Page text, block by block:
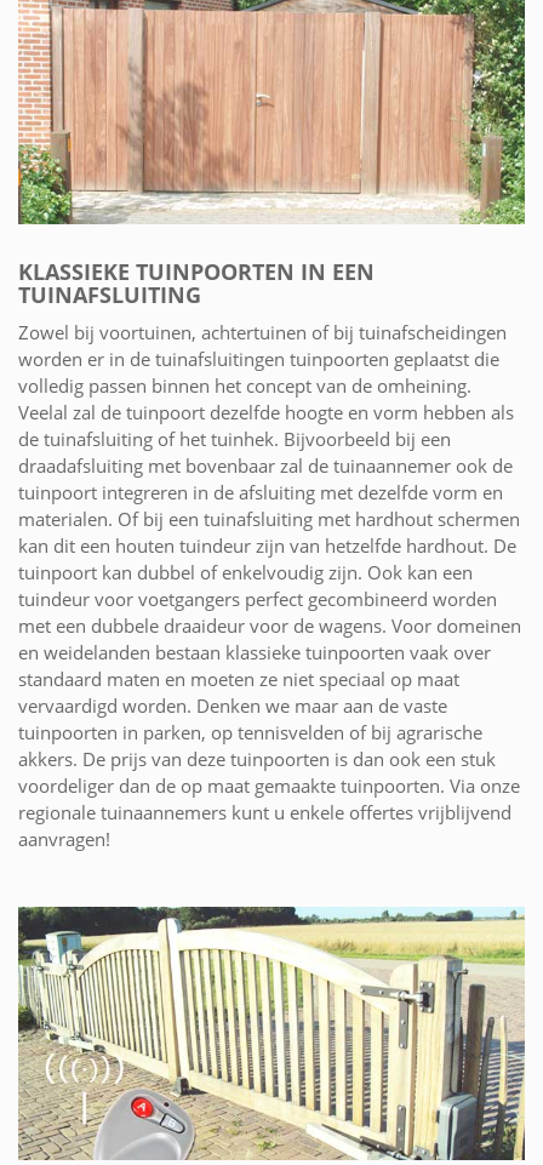
KLASSIEKE TUINPOORTEN IN EEN
TUINAFSLUITING
Zowel bij voortuinen, achtertuinen of bij tuinafscheidingen
worden er in de tuinafsluitingen tuinpoorten geplaatst die
volledig passen binnen het concept van de omheining.
Veelal zal de tuinpoort dezelfde hoogte en vorm hebben als
de tuinafsluiting of het tuinhek. Bijvoorbeeld bij een
draadafsluiting met bovenbaar zal de tuinaannemer ook de
tuinpoort integreren in de afsluiting met dezelfde vorm en
materialen. Of bij een tuinafsluiting met hardhout schermen
kan dit een houten tuindeur zijn van hetzelfde hardhout. De
tuinpoort kan dubbel of enkelvoudig zijn. Ook kan een
tuindeur voor voetgangers perfect gecombineerd worden
met een dubbele draaideur voor de wagens. Voor domeinen
en weidelanden bestaan klassieke tuinpoorten vaak over
standaard maten en moeten ze niet speciaal op maat
vervaardigd worden. Denken we maar aan de vaste
tuinpoorten in parken, op tennisvelden of bij agrarische
akkers. De prijs van deze tuinpoorten is dan ook een stuk
voordeliger dan de op maat gemaakte tuinpoorten. Via onze
regionale tuinaannemers kunt u enkele offertes vrijblijvend
aanvragen!